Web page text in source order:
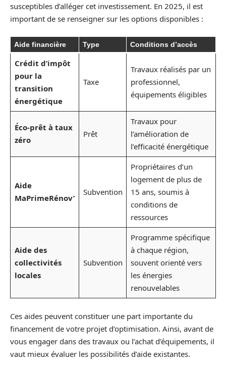
susceptibles d’alléger cet investissement. En 2025, il est
important de se renseigner sur les options disponibles :
Aide financière Type Conditions d’accès
Crédit d’impôt
pour la
transition
énergétique
Taxe
Travaux réalisés par un
professionnel,
équipements éligibles
Éco-prêt à taux
zéro
Prêt
Travaux pour
l’amélioration de
l’efficacité énergétique
Aide
MaPrimeRénov’
Subvention
Propriétaires d’un
logement de plus de
15 ans, soumis à
conditions de
ressources
Aide des
collectivités
locales
Subvention
Programme spécifique
à chaque région,
souvent orienté vers
les énergies
renouvelables
Ces aides peuvent constituer une part importante du
financement de votre projet d’optimisation. Ainsi, avant de
vous engager dans des travaux ou l’achat d’équipements, il
vaut mieux évaluer les possibilités d’aide existantes.